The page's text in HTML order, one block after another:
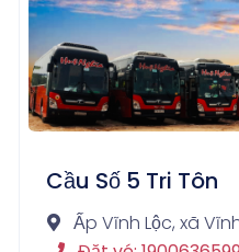
Cầu Số 5 Tri Tôn
Ấp Vĩnh Lộc, xã